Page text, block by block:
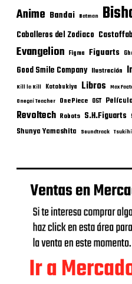
Anime Bandai Batman
Caballeros del Zodiaco
Evangelion Figma Figuarts
Good Smile Company Ilustración
Kill la Kill Kotobukiya Libros Max
Onegai Teacher One Piece OST
Revoltech Robots S.H.Figuarts
Shunya Yamashita Soundtrack